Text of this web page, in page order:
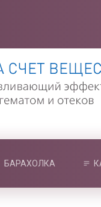
БАРАХОЛКА